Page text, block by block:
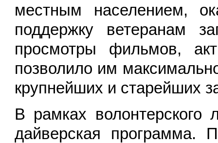
местным населением,
поддержку ветеранам
просмотры фильмов,
позволило им
крупнейших и старейших
В рамках волонтерского
дайверская программа.